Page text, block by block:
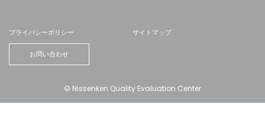
プライバシーポリシー サイトマップ
お問い合わせ
© Nissenken Quality Evaluation Center